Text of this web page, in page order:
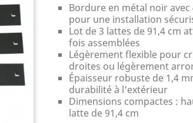
Bordure en métal noir
pour une installation
Lot de 3 lattes de 91,4 cm
fois assemblées
Légèrement flexible pour
droites ou légèrement
Épaisseur robuste de 1,4
durabilité à l'extérieur
Dimensions compactes :
latte de 91,4 cm